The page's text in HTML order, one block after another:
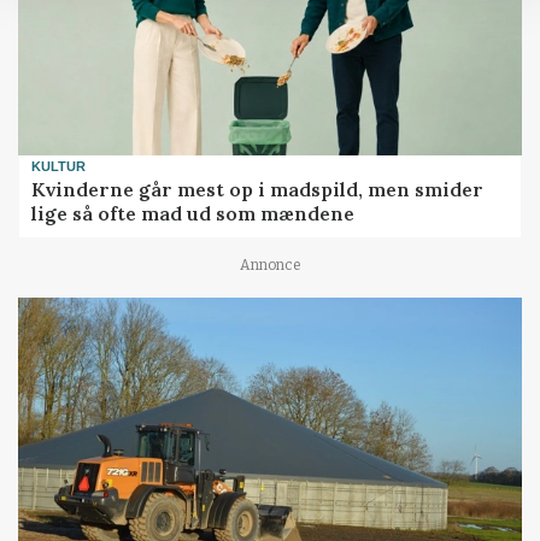
KULTUR
Kvinderne går mest op i madspild, men smider
lige så ofte mad ud som mændene
Annonce